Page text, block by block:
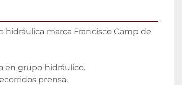
marca Francisco Camp de
en grupo hidráulico.
prensa.